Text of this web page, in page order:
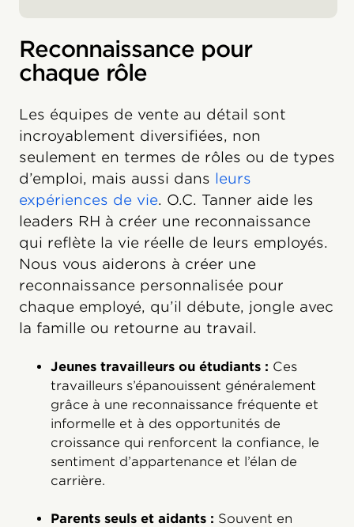
Reconnaissance pour
chaque rôle
Les équipes de vente au détail sont
incroyablement diversifiées, non
seulement en termes de rôles ou de types
d’emploi, mais aussi dans leurs
expériences de vie. O.C. Tanner aide les
leaders RH à créer une reconnaissance
qui reflète la vie réelle de leurs employés.
Nous vous aiderons à créer une
reconnaissance personnalisée pour
chaque employé, qu’il débute, jongle avec
la famille ou retourne au travail.
Jeunes travailleurs ou étudiants : Ces
travailleurs s’épanouissent généralement
grâce à une reconnaissance fréquente et
informelle et à des opportunités de
croissance qui renforcent la confiance, le
sentiment d’appartenance et l’élan de
carrière.
Parents seuls et aidants : Souvent en